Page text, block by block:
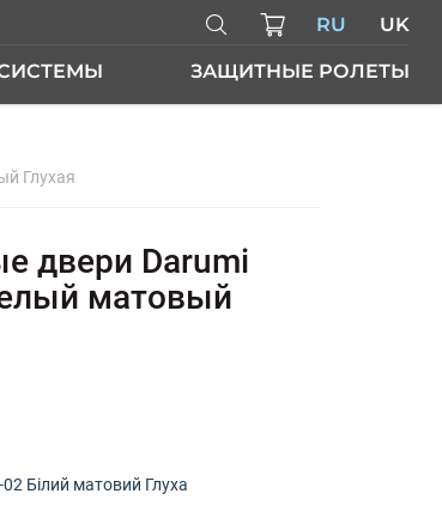
RU UK
ЗАЩИТНЫЕ РОЛЕТЫ
Глухая
двери Darumi
матовый
Білий матовий Глуха